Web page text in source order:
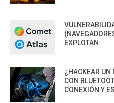
EXPLOTAN
¿HACKEAR UN
CON
CONEXIÓN Y